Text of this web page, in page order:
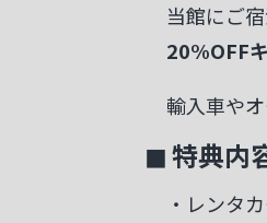
当館にご
20%OFF
輸入車や
◼ 特典内
・レンタ